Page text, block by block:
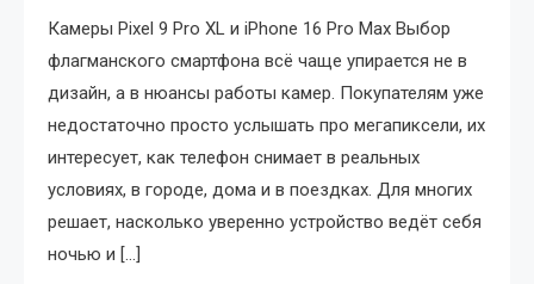
Камеры Pixel 9 Pro XL и iPhone 16 Pro Max Выбор
флагманского смартфона всё чаще упирается не в
дизайн, а в нюансы работы камер. Покупателям уже
недостаточно просто услышать про мегапиксели, их
интересует, как телефон снимает в реальных
условиях, в городе, дома и в поездках. Для многих
решает, насколько уверенно устройство ведёт себя
ночью и […]